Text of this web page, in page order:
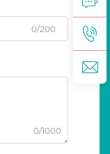
0/200
0/1000